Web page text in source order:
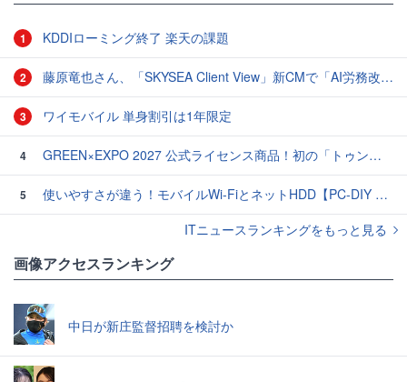
1 KDDIローミング終了 楽天の課題
2 藤原竜也さん、「SKYSEA Client View」新CMで「AI労務改善」をアピール 働き方をAIが分析したら「すぐに休んで」と言われる？
3 ワイモバイル 単身割引は1年限定
4 GREEN×EXPO 2027 公式ライセンス商品！初の「トゥンクトゥンク」公式LINEスタンプ、販売開始
5
使いやすさが違う！モバイルWi-FiとネットHDD【PC-DIY 秋の陣】
ITニュースランキングをもっと見る
画像アクセスランキング
中日が新庄監督招聘を検討か